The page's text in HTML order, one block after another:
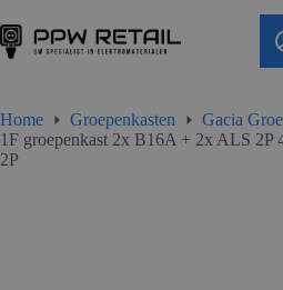
naar
de
Home Groepenkasten
Gacia
1F groepenkast 2x B16A + 2x ALS 2P
2P